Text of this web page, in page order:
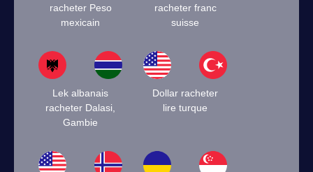
racheter Peso
mexicain
racheter franc
suisse
Lek albanais
racheter Dalasi,
Gambie
Dollar racheter
lire turque